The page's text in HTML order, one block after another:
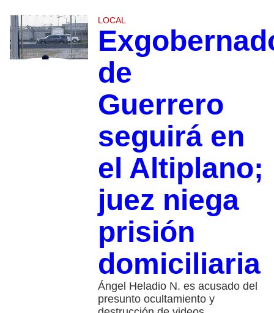
LOCAL
de
Guerrero
seguirá en
el Altiplano;
juez niega
prisión
domiciliaria
Ángel Heladio N. es acusado del
presunto ocultamiento y